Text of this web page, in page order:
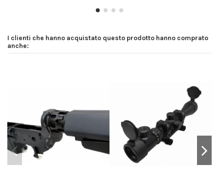
I clienti che hanno acquistato questo prodotto hanno comprato
anche: